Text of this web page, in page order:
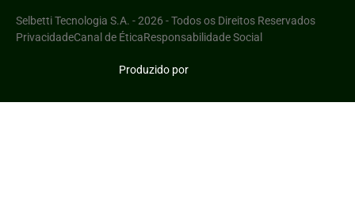
Selbetti Tecnologia S.A. - 2026 - Todos os Direitos Reservados
PrivacidadeCanal de ÉticaResponsabilidade Social
Produzido por